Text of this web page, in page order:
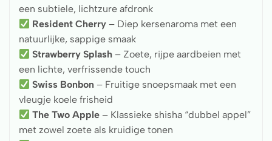
een subtiele, lichtzure afdronk
Resident Cherry – Diep kersenaroma met een
natuurlijke, sappige smaak
Strawberry Splash – Zoete, rijpe aardbeien met
een lichte, verfrissende touch
Swiss Bonbon – Fruitige snoepsmaak met een
vleugje koele frisheid
The Two Apple – Klassieke shisha “dubbel appel”
met zowel zoete als kruidige tonen